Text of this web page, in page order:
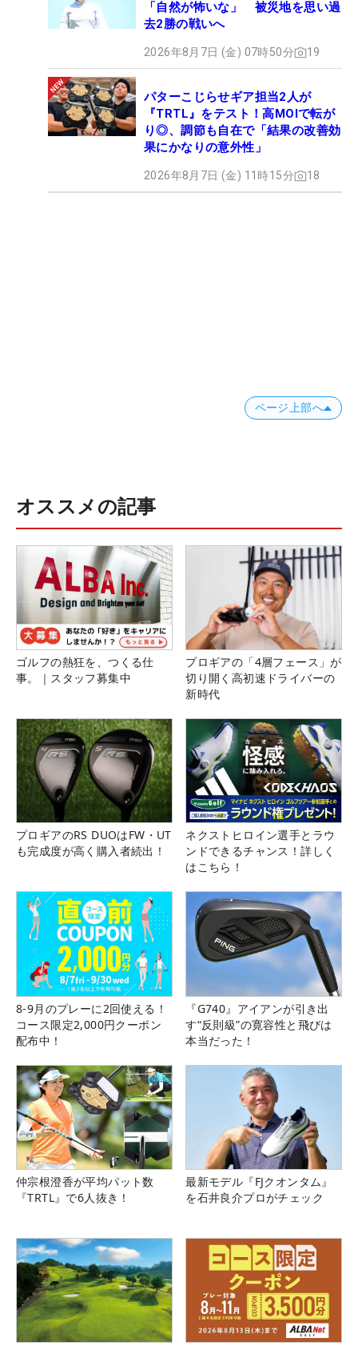
「自然が怖いな」 被災地を思い過
去2勝の戦いへ
2026年8月7日 (金) 07時50分 19
パターこじらせギア担当2人が
『TRTL』をテスト！高MOIで転が
り◎、調節も自在で「結果の改善効
果にかなりの意外性」
2026年8月7日 (金) 11時15分 18
ページ上部へ
オススメの記事
ゴルフの熱狂を、つくる仕
事。｜スタッフ募集中
プロギアの「4層フェース」が
切り開く高初速ドライバーの
新時代
プロギアのRS DUOはFW・UT
も完成度が高く購入者続出！
ネクストヒロイン選手とラウ
ンドできるチャンス！詳しく
はこちら！
8-9月のプレーに2回使える！
コース限定2,000円クーポン
配布中！
『G740』アイアンが引き出
す“反則級”の寛容性と飛びは
本当だった！
仲宗根澄香が平均パット数
『TRTL』で6人抜き！
最新モデル『FJクオンタム』
を石井良介プロがチェック